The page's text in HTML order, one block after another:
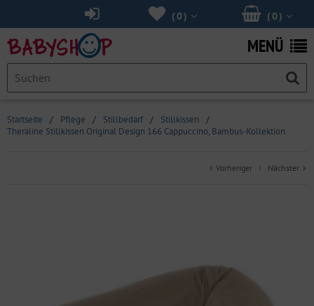
(0 )
(0 )
MENÜ
Startseite / Pflege / Stillbedarf / Stillkissen
/
Theraline Stillkissen Original Design 166 Cappuccino, Bambus-Kollektion
Vorheriger | Nächster